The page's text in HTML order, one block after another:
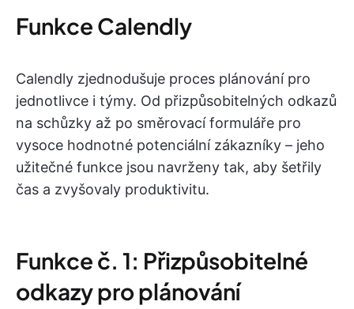
Funkce Calendly
Calendly zjednodušuje proces plánování pro
jednotlivce i týmy. Od přizpůsobitelných odkazů
na schůzky až po směrovací formuláře pro
vysoce hodnotné potenciální zákazníky – jeho
užitečné funkce jsou navrženy tak, aby šetřily
čas a zvyšovaly produktivitu.
Funkce č. 1: Přizpůsobitelné
odkazy pro plánování